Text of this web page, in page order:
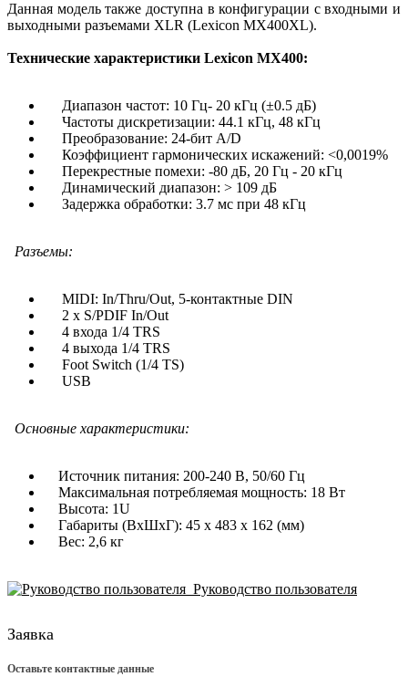
Данная модель также доступна в конфигурации с входными и
выходными разъемами XLR (Lexicon MX400XL).
Технические характеристики Lexicon MX400:
Диапазон частот: 10 Гц- 20 кГц (±0.5 дБ)
Частоты дискретизации: 44.1 кГц, 48 кГц
Преобразование: 24-бит А/D
Коэффициент гармонических искажений: <0,0019%
Перекрестные помехи: -80 дБ, 20 Гц - 20 кГц
Динамический диапазон: > 109 дБ
Задержка обработки: 3.7 мс при 48 кГц
Разъемы:
MIDI: In/Thru/Out, 5-контактные DIN
2 x S/PDIF In/Out
4 входа 1/4 TRS
4 выхода 1/4 TRS
Foot Switch (1/4 TS)
USB
Основные характеристики:
Источник питания: 200-240 В, 50/60 Гц
Максимальная потребляемая мощность: 18 Вт
Высота: 1U
Габариты (ВхШхГ): 45 x 483 x 162 (мм)
Вес: 2,6 кг
Руководство пользователя
Заявка
Оставьте контактные данные